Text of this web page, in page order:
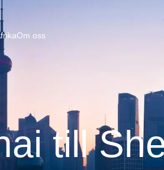
Om oss
till